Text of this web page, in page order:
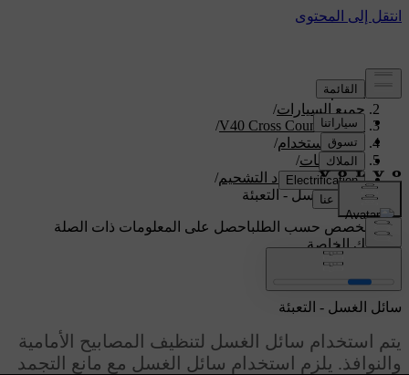
الدعم/
جميع السيارات/
V40 Cross Country 2019
/
دليل الاستخدام/
المواصفات/
السوائل ومواد التشحيم/
سائل الغسل - التعبئة
دعم مخصص حسب الطلباحصل على المعلومات ذات الصلة
بسيارتك الخاصة.
تسجيل الدخول
سائل الغسل - التعبئة
يتم استخدام سائل الغسل لتنظيف المصابيح الأمامية
والنوافذ. يلزم استخدام سائل الغسل مع مانع التجمد